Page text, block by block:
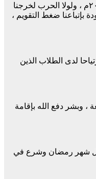
أوضح مدير جامعة الدلنج أنه في السابق كانت الدفعات تشهد تراكما بحيث يمكث الطالب أكثر من “٤” سنوات وأحيانا بين “٦_٨” سنوات ، واستطعنا تخريج دفعات الأعوام ٢٠١٤م ، ٢٠١٥م ، ولولا الحرب لخرجنا
بإتباعنا ضغط التقويم ،
لدى الطلاب الذين
، وبشر دفع الله بإقامة
التي وصل وفدها قبل شهر رمضان وشرع في